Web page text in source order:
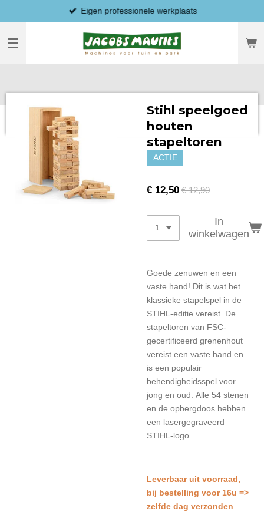
direct
naar
hoofdinhoud
Eigen professionele werkplaats
Stihl speelgoed
houten
stapeltoren
ACTIE
€ 12,50 € 12,90
In
winkelwagen
Goede zenuwen en een
vaste hand! Dit is wat het
klassieke stapelspel in de
STIHL-editie vereist. De
stapeltoren van FSC-
gecertificeerd grenenhout
vereist een vaste hand en
is een populair
behendigheidsspel voor
jong en oud. Alle 54 stenen
en de opbergdoos hebben
een lasergegraveerd
STIHL-logo.
Leverbaar uit voorraad,
bij bestelling voor 16u =>
zelfde dag verzonden